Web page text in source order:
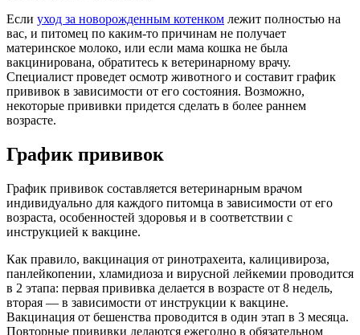
Если уход за новорожденным котенком лежит полностью на
вас, и питомец по каким-то причинам не получает
материнское молоко, или если мама кошка не была
вакцинирована, обратитесь к ветеринарному врачу.
Специалист проведет осмотр животного и составит график
прививок в зависимости от его состояния. Возможно,
некоторые прививки придется сделать в более раннем
возрасте.
График прививок
График прививок составляется ветеринарным врачом
индивидуально для каждого питомца в зависимости от его
возраста, особенностей здоровья и в соответствии с
инструкцией к вакцине.
Как правило, вакцинация от ринотрахеита, калицивироза,
панлейкопении, хламидиоза и вирусной лейкемии проводится
в 2 этапа: первая прививка делается в возрасте от 8 недель,
вторая — в зависимости от инструкции к вакцине.
Вакцинация от бешенства проводится в один этап в 3 месяца.
Повторные прививки делаются ежегодно в обязательном